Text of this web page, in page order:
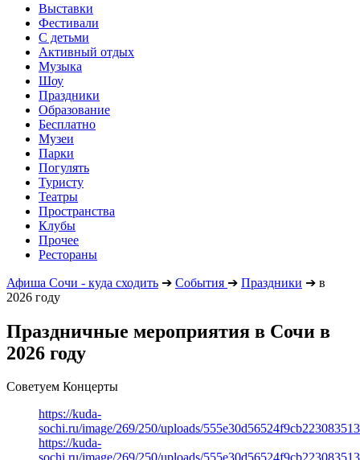
Выставки
Фестивали
С детьми
Активный отдых
Музыка
Шоу
Праздники
Образование
Бесплатно
Музеи
Парки
Погулять
Туристу
Театры
Пространства
Клубы
Прочее
Рестораны
Афиша Сочи - куда сходить ➔ События ➔ Праздники ➔ в
2026 году
Праздничные мероприятия в Сочи в
2026 году
Советуем Концерты
https://kuda-
sochi.ru/image/269/250/uploads/
https://kuda-